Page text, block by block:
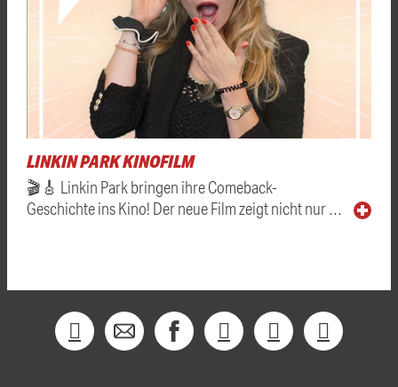
LINKIN PARK KINOFILM
🎬🎸 Linkin Park bringen ihre Comeback-
Geschichte ins Kino! Der neue Film zeigt nicht nur …